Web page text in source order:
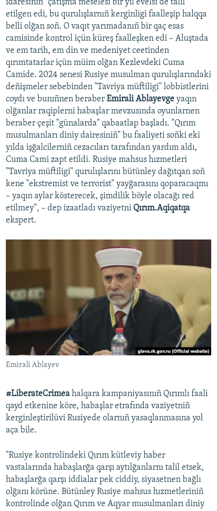
idaresiniñ" çatışma meselesi bir yıl evelsi de talil
etilgen edi, bu qurulışlarnıñ kerginligi faalleşip halqqa
belli olğan soñ. O vaqıt yarımadanıñ bir qaç esas
camisinde kontrol içün küreş faalleşken edi – Aluştada
ve em tarih, em din ve medeniyet ceetinden
qırımtatarlar içün müim olğan Kezlevdeki Cuma
Camide. 2024 senesi Rusiye musulman qurulışlarındaki
deñişmeler sebebinden "Tavriya müftiligi" lobbistlerini
coydı ve bunıñnen beraber Emirali Ablayevge yaqın
olğanlar raqiplerni habaşlar mevzusında oyunlarnen
beraber çeşit "günalarda" qabaatlap başladı. "Qırım
musulmanları diniy dairesiniñ" bu faaliyeti soñki eki
yılda işğalcilerniñ cezacıları tarafından yardım aldı,
Cuma Cami zapt etildi. Rusiye mahsus hızmetleri
"Tavriya müftiligi" qurulışlarını bütünley dağıtqan soñ
kene "ekstremist ve terrorist" yayğarasını qoparacaqmı
– yaqın aylar kösterecek, şimdilik böyle olacağı red
etilmey", – dep izaatladı vaziyetni Qırım.Aqiqatqa
ekspert.
Emirali Ablayev
#LiberateCrimea halqara kampaniyasınıñ Qırımlı faali
qayd etkenine köre, habaşlar etrafında vaziyetniñ
kerginleştirilüvi Rusiyede olarnıñ yasaqlanmasına yol
aça bile.
"Rusiye kontrolindeki Qırım kütleviy haber
vastalarında habaşlarğa qarşı aytılğanlarnı talil etsek,
habaşlarğa qarşı iddialar pek ciddiy, siyasetnen bağlı
olğanı körüne. Bütünley Rusiye mahsus hızmetleriniñ
kontrolinde olğan Qırım ve Aqyar musulmanları diniy